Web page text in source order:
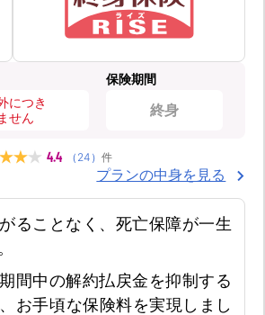
につき
せん
保険期間
終身
4.4 （ 24 ） 件
プランの中身を見る
ることなく、死亡保障が一生
間中の解約払戻金を抑制する
お手頃な保険料を実現しまし